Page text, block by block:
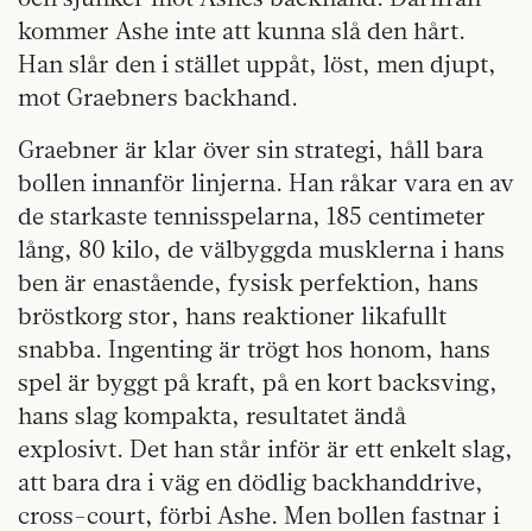
kommer Ashe inte att kunna slå den hårt.
Han slår den i stället uppåt, löst, men djupt,
mot Graebners backhand.
Graebner är klar över sin strategi, håll bara
bollen innanför linjerna. Han råkar vara en av
de starkaste tennisspelarna, 185 centimeter
lång, 80 kilo, de välbyggda musklerna i hans
ben är enastående, fysisk perfektion, hans
bröstkorg stor, hans reaktioner likafullt
snabba. Ingenting är trögt hos honom, hans
spel är byggt på kraft, på en kort backsving,
hans slag kompakta, resultatet ändå
explosivt. Det han står inför är ett enkelt slag,
att bara dra i väg en dödlig backhanddrive,
cross-court, förbi Ashe. Men bollen fastnar i